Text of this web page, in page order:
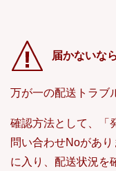
届かないな
万が一の配送トラブ
確認方法として、「
問い合わせNoがあ
に入り、配送状況を